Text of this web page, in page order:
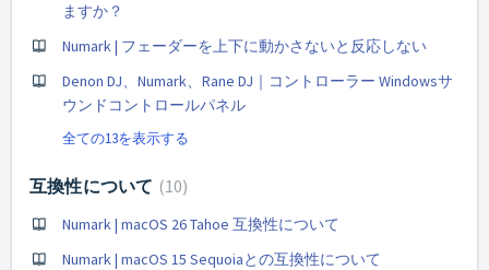
ますか？
Numark | フェーダーを上下に動かさないと反応しない
Denon DJ、Numark、Rane DJ｜コントローラー Windowsサ
ウンドコントロールパネル
全ての13を表示する
互換性について 10
Numark | macOS 26 Tahoe 互換性について
Numark | macOS 15 Sequoiaとの互換性について